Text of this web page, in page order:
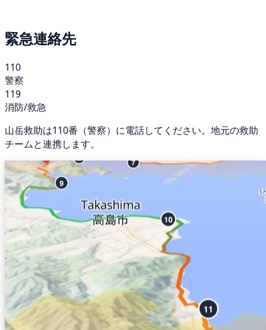
緊急連絡先
110
警察
119
消防/救急
山岳救助は110番（警察）に電話してください。地元の救助
チームと連携します。